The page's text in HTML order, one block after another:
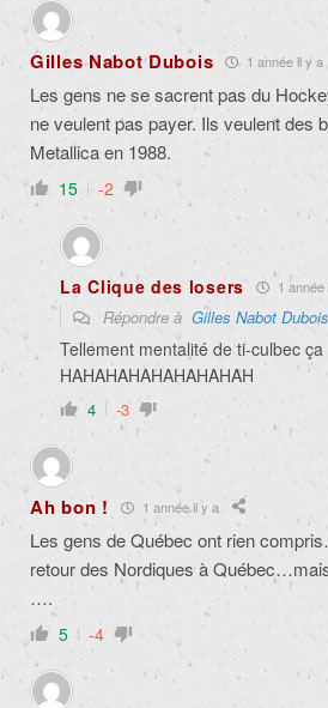
Gilles Nabot Dubois 1 année il y a
Les gens ne se sacrent pas du
ne veulent pas payer. Ils veulent des
Metallica en 1988.
15 -2
La Clique des losers 1 année
Répondre à Gilles Nabot Dubois
Tellement mentalité de ti-culbec ça
HAHAHAHAHAHAHAHAH
4 -3
Ah bon ! 1 année il y a
Les gens de Québec ont rien
retour des Nordiques à
….
5 -4